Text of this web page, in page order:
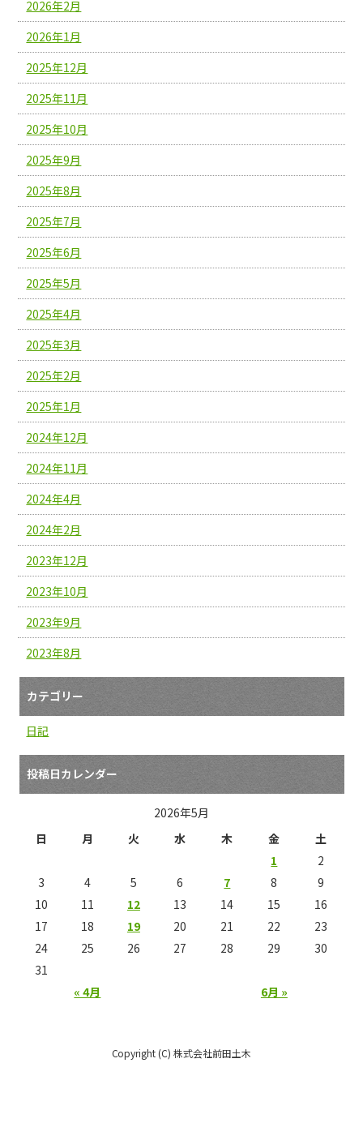
2026年2月
2026年1月
2025年12月
2025年11月
2025年10月
2025年9月
2025年8月
2025年7月
2025年6月
2025年5月
2025年4月
2025年3月
2025年2月
2025年1月
2024年12月
2024年11月
2024年4月
2024年2月
2023年12月
2023年10月
2023年9月
2023年8月
カテゴリー
日記
投稿日カレンダー
2026年5月
日
月 火 水 木 金 土
« 4月 6月 »
1
2
3
4 5 6 7 8
9
10
11 12 13 14 15
16
17
18 19 20 21 22
23
24
25 26 27 28 29
30
31
Copyright (C) 株式会社前田土木